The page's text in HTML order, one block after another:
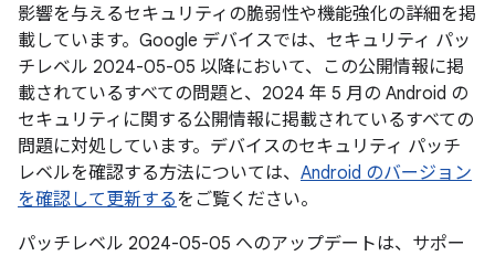
影響を与えるセキュリティの脆弱性や機能強化の詳細を掲
載しています。Google デバイスでは、セキュリティ パッ
チレベル 2024-05-05 以降において、この公開情報に掲
載されているすべての問題と、2024 年 5 月の Android の
セキュリティに関する公開情報に掲載されているすべての
問題に対処しています。デバイスのセキュリティ パッチ
レベルを確認する方法については、 Android のバージョン
を確認して更新するをご覧ください。
パッチレベル 2024-05-05 へのアップデートは、サポー